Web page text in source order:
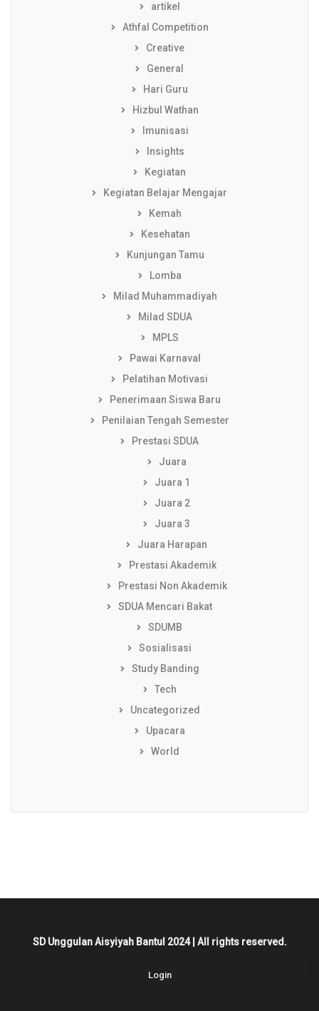
artikel
Athfal Competition
Creative
General
Hari Guru
Hizbul Wathan
Imunisasi
Insights
Kegiatan
Kegiatan Belajar Mengajar
Kemah
Kesehatan
Kunjungan Tamu
Lomba
Milad Muhammadiyah
Milad SDUA
MPLS
Pawai Karnaval
Pelatihan Motivasi
Penerimaan Siswa Baru
Penilaian Tengah Semester
Prestasi SDUA
Juara
Juara 1
Juara 2
Juara 3
Juara Harapan
Prestasi Akademik
Prestasi Non Akademik
SDUA Mencari Bakat
SDUMB
Sosialisasi
Study Banding
Tech
Uncategorized
Upacara
World
SD Unggulan Aisyiyah Bantul 2024 | All rights reserved.
Login